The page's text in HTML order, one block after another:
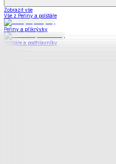
Zobrazit vše
Vše z Peřiny a polštáře
Peřiny a přikrývky
Polštáře a podhlavníky